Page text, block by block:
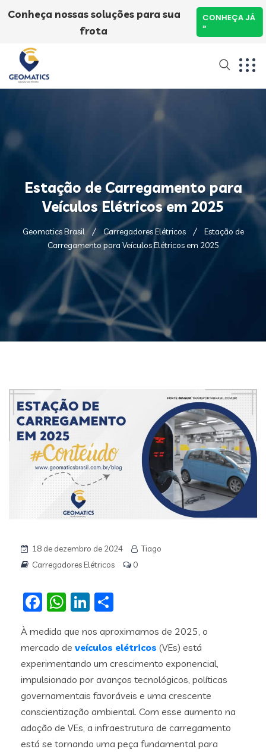
Estação de Carregamento para
Veículos Elétricos em 2025
Geomatics Brasil Carregadores Elétricos
Estação de
Carregamento para Veículos Elétricos em 2025
18 de dezembro de 2024
Tiago
Carregadores Elétricos
0
Facebook
WhatsApp
LinkedIn
À medida que nos aproximamos de 2025, o
mercado de veículos elétricos (VEs) está
experimentando um crescimento exponencial,
impulsionado por avanços tecnológicos, políticas
governamentais favoráveis e uma crescente
conscientização ambiental. Com esse aumento na
adoção de VEs, a infraestrutura de carregamento
está se tornando uma peça fundamental para
Conheça nossas soluções para sua
frota
CONHEÇA JÁ
»